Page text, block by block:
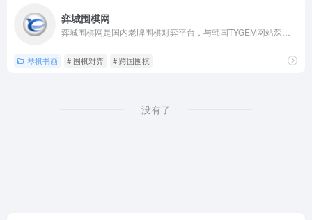
弈城围棋网
琴棋书画 # 围棋对弈 # 跨国围棋
没有了